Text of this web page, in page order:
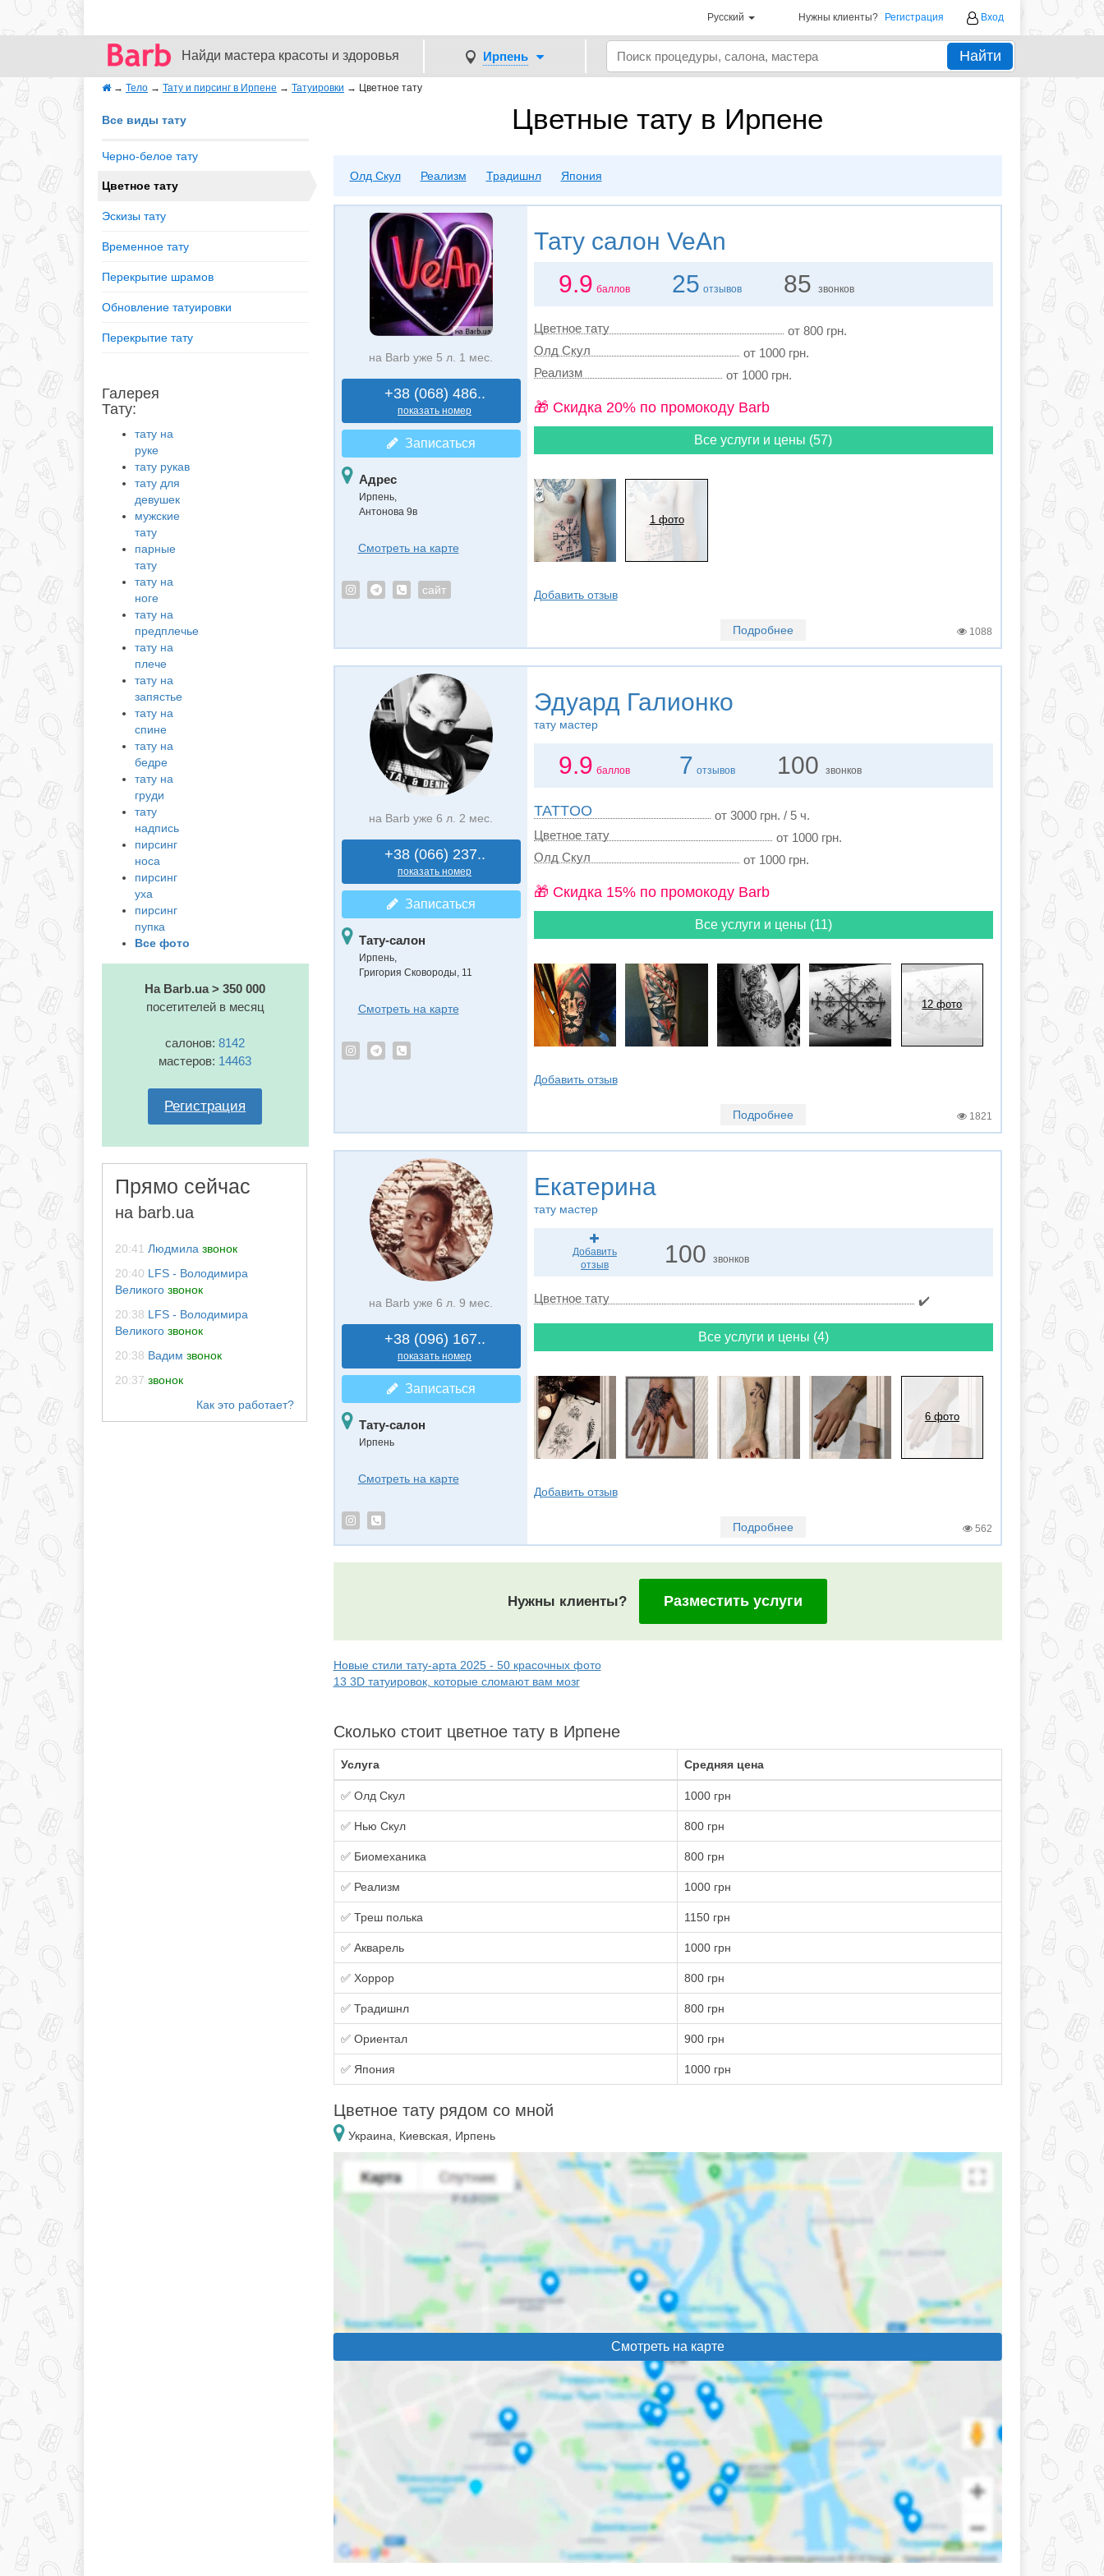
Русский Нужны клиенты? Регистрация Вход
Найди мастера красоты и здоровья Ирпень Найти
→ Тело → Тату и пирсинг в Ирпене → Татуировки → Цветное тату
Цветные тату в Ирпене
Олд Скул Реализм Традишнл Япония
Все виды тату
Черно-белое тату
Цветное тату
Эскизы тату
Временное тату
Перекрытие шрамов
Обновление татуировки
Перекрытие тату
Галерея
Тату:
тату на
руке
тату рукав
тату для
девушек
мужские
тату
парные
тату
тату на
ноге
тату на
предплечье
тату на
плече
тату на
запястье
тату на
спине
тату на
бедре
тату на
груди
тату
надпись
пирсинг
носа
пирсинг
уха
пирсинг
пупка
Все фото
На Barb.ua > 350 000
посетителей в месяц
салонов:8142
мастеров: 14463
Регистрация
Прямо сейчас
на barb.ua
20:41 Людмила звонок
20:40 LFS - Володимира
Великого звонок
20:38 LFS - Володимира
Великого звонок
20:38 Вадим звонок
20:37 звонок
на Barb уже 5 л. 1 мес.
+38 (068) 486..
показать номер
Записаться
Адрес
Ирпень,
Антонова 9в
Смотреть на карте
сайт
Тату салон VeAn
9.9 баллов 25 отзывов 85звонков
Цветное тату
от 800 грн.
Олд Скул
от 1000 грн.
Реализм
от 1000 грн.
🎁 Cкидка 20% по промокоду Barb
Все услуги и цены (57)
1 фото
Добавить отзыв
Подробнее 1088
на Barb уже 6 л. 2 мес.
+38 (066) 237..
показать номер
Записаться
Тату-салон
Ирпень,
Григория Сковороды, 11
Смотреть на карте
Эдуард Галионко
тату мастер
9.9 баллов 7 отзывов 100 звонков
TATTOO
от 3000 грн. / 5 ч.
Цветное тату
от 1000 грн.
Олд Скул
от 1000 грн.
🎁 Cкидка 15% по промокоду Barb
Все услуги и цены (11)
12 фото
Добавить отзыв
Подробнее 1821
на Barb уже 6 л. 9 мес.
+38 (096) 167..
показать номер
Записаться
Тату-салон
Ирпень
Смотреть на карте
Екатерина
тату мастер
Добавить
отзыв
100звонков
Цветное тату ✔️
Все услуги и цены (4)
6 фото
Добавить отзыв
Подробнее 562
Нужны клиенты? Разместить услуги
Новые стили тату-арта 2025 - 50 красочных фото
13 3D татуировок, которые сломают вам мозг
Сколько стоит цветное тату в Ирпене
Услуга Средняя цена
✅ Олд Скул 1000 грн
✅ Нью Скул 800 грн
✅ Биомеханика 800 грн
✅ Реализм 1000 грн
✅ Треш полька 1150 грн
✅ Акварель 1000 грн
✅ Хоррор 800 грн
✅ Традишнл 800 грн
✅ Ориентал 900 грн
✅ Япония 1000 грн
Цветное тату рядом со мной
Украина, Киевская, Ирпень
Смотреть на карте